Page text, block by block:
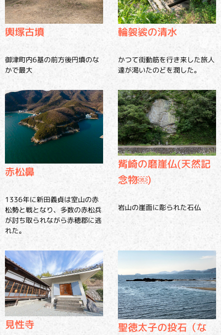
輿塚古墳
御津町内6基の前方後円墳のな
かで最大
輪袈裟の清水
かつて街動筋を行き来した旅人
達が渇いたのどを潤した。
赤松鼻
1336年に新田義貞は室山の赤
松勢と戦となり、多数の赤松兵
が討ち取られながら赤穂郡に逃
れた。
觜崎の磨崖仏(天然記
念物￼)
岩山の崖面に彫られた石仏
見性寺
聖徳太子の投石（な